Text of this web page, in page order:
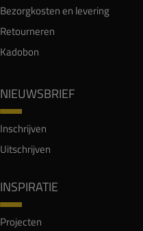
Bezorgkosten en levering
Retourneren
Kadobon
NIEUWSBRIEF
Inschrijven
Uitschrijven
INSPIRATIE
Projecten